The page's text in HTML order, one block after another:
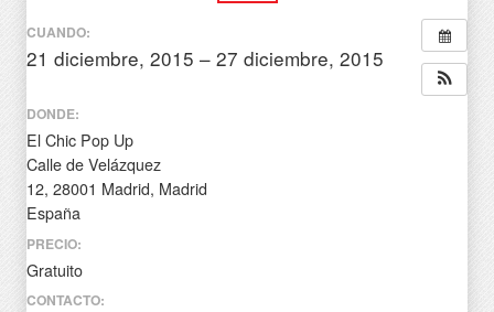
CUANDO:
21 diciembre, 2015 – 27 diciembre, 2015
DONDE:
El Chic Pop Up
Calle de Velázquez
12, 28001 Madrid, Madrid
España
PRECIO:
Gratuito
CONTACTO: